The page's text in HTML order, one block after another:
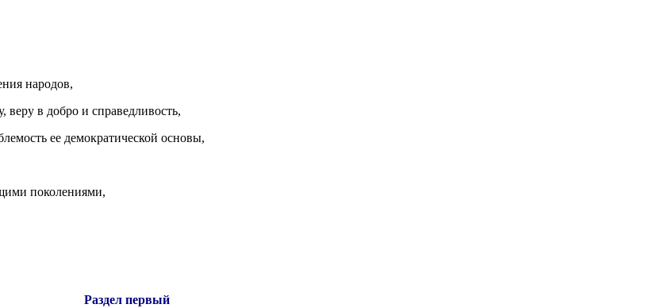
народов,
в добро и справедливость,
ее демократической основы,
поколениями,
Раздел первый